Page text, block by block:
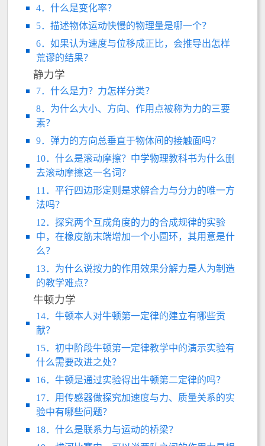
4．什么是变化率？
5．描述物体运动快慢的物理量是哪一个？
6．如果认为速度与位移成正比，会推导出怎样
荒谬的结果？
静力学
7．什么是力？力怎样分类？
8．为什么大小、方向、作用点被称为力的三要
素？
9．弹力的方向总垂直于物体间的接触面吗？
10．什么是滚动摩擦？中学物理教科书为什么删
去滚动摩擦这一名词？
11．平行四边形定则是求解合力与分力的唯一方
法吗？
12．探究两个互成角度的力的合成规律的实验
中，在橡皮筋末端增加一个小圆环，其用意是什
么？
13．为什么说按力的作用效果分解力是人为制造
的教学难点？
牛顿力学
14．牛顿本人对牛顿第一定律的建立有哪些贡
献？
15．初中阶段牛顿第一定律教学中的演示实验有
什么需要改进之处？
16．牛顿是通过实验得出牛顿第二定律的吗？
17．用传感器做探究加速度与力、质量关系的实
验中有哪些问题？
18．什么是联系力与运动的桥梁？